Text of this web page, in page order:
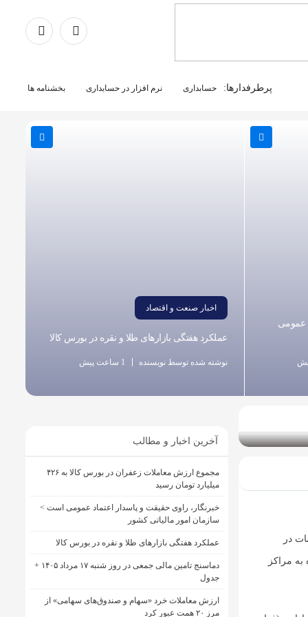
پرطرفدارها: حسابداری نرم افزار در حسابداری بخشنامه ها
عمومی
اخبار صنعت و اقتصاد
عملکرد هفتگی بازارهای طلا و نقره در بورس کالا
نوشته شده توسط نویسنده 1 ساعت پیش
در
مراکز
آخرین اخبار و مطالب
مجموع ارزش معاملات زعفران در بورس کالا به ۴۲۶
میلیارد تومان رسید
خبرنگار، راوی حقیقت و پاسدار اعتماد عمومی است >
سازمان امور مالیاتی کشور
عملکرد هفتگی بازارهای طلا و نقره در بورس کالا
دماسنج تامین مالی جمعی در روز شنبه ۱۷ مرداد ۱۴۰۵ +
جدول
ارزش معاملات خرد «سهام و صندوق‌های سهامی» از
مرز ۲۰ همت عبور کرد